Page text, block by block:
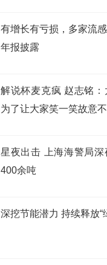
有增长有亏损，多家流
年报披露
解说杯麦克疯 赵志铭：
为了让大家笑一笑故意
星夜出击 上海海警局
400余吨
深挖节能潜力 持续释放“